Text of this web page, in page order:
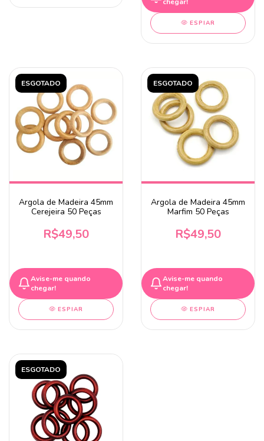
ESPIAR
ESGOTADO
Argola de Madeira 45mm
Cerejeira 50 Peças
R$49,50
Avise-me quando
chegar!
ESPIAR
ESGOTADO
Argola de Madeira 45mm
Marfim 50 Peças
R$49,50
Avise-me quando
chegar!
ESPIAR
ESGOTADO